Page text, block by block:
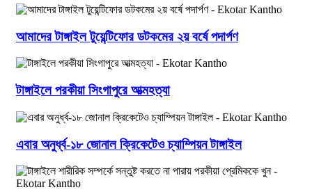
আমাদের টাঙ্গাইল টুয়েন্টিফোর ডটকমের ২য় বর্ষে পদার্পণ
টাঙ্গাইলে পরকীয়া সিংগাপুরে আত্মহত্যা
এবার অনুর্ধ্ব-১৮ জোনাল ক্রিকেটেও চ্যাম্পিয়ন টাঙ্গাইল